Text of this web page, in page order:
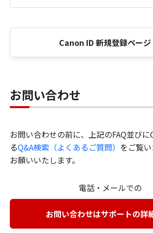
Canon ID 新規登録ページ
お問い合わせ
お問い合わせの前に、上記のFAQ並び
るQ&A検索（よくあるご質問） をご覧
お願いいたします。
電話・メールでの
お問い合わせはサポートの詳